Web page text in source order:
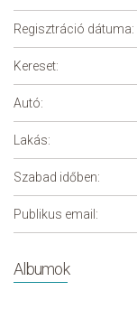
Regisztráció dátuma:
Kereset:
Autó:
Lakás:
Szabad időben:
Publikus email:
Albumok